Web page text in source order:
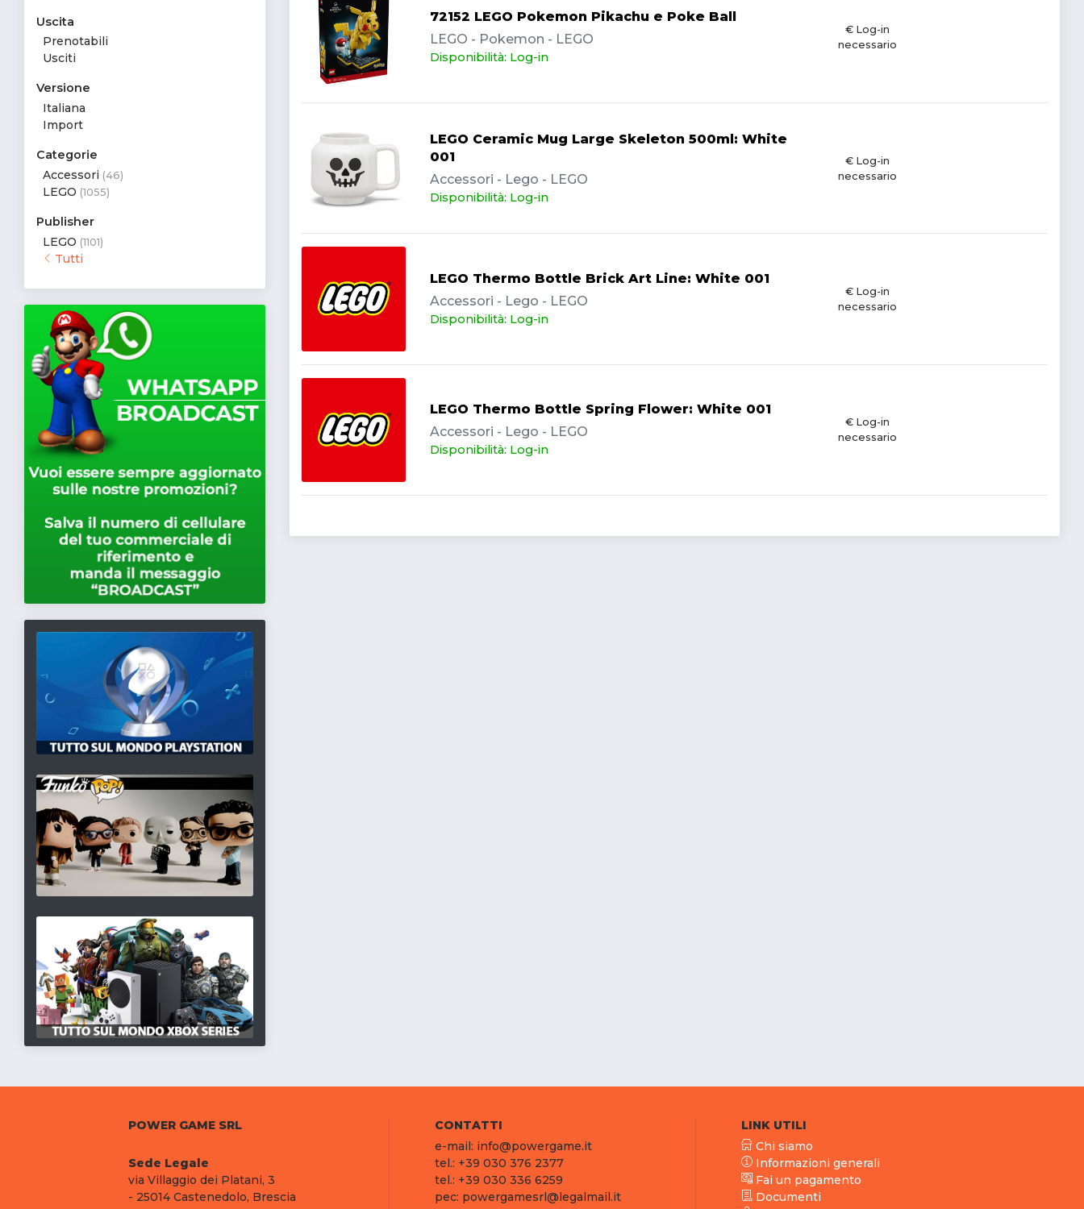
Uscita
Prenotabili
Usciti
Versione
Italiana
Import
Categorie
Accessori (46)
LEGO (1055)
Publisher
LEGO (1101)
Tutti
72152 LEGO Pokemon Pikachu e Poke Ball
LEGO - Pokemon - LEGO
Disponibilità: Log-in
€ Log-in
necessario
LEGO Ceramic Mug Large Skeleton 500ml: White
001
Accessori - Lego - LEGO
Disponibilità: Log-in
€ Log-in
necessario
LEGO Thermo Bottle Brick Art Line: White 001
Accessori - Lego - LEGO
Disponibilità: Log-in
€ Log-in
necessario
LEGO Thermo Bottle Spring Flower: White 001
Accessori - Lego - LEGO
Disponibilità: Log-in
€ Log-in
necessario
POWER GAME SRL
Sede Legale
via Villaggio dei Platani, 3
- 25014 Castenedolo, Brescia
CONTATTI
e-mail: info@powergame.it
tel.: +39 030 376 2377
tel.: +39 030 336 6259
pec: powergamesrl@legalmail.it
LINK UTILI
Chi siamo
Informazioni generali
Fai un pagamento
Documenti